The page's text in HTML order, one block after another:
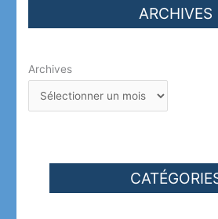
ARCHIVES
Archives